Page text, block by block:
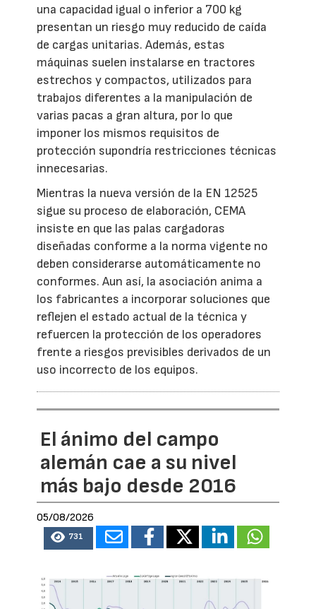
una capacidad igual o inferior a 700 kg
presentan un riesgo muy reducido de caída
de cargas unitarias. Además, estas
máquinas suelen instalarse en tractores
estrechos y compactos, utilizados para
trabajos diferentes a la manipulación de
varias pacas a gran altura, por lo que
imponer los mismos requisitos de
protección supondría restricciones técnicas
innecesarias.
Mientras la nueva versión de la EN 12525
sigue su proceso de elaboración, CEMA
insiste en que las palas cargadoras
diseñadas conforme a la norma vigente no
deben considerarse automáticamente no
conformes. Aun así, la asociación anima a
los fabricantes a incorporar soluciones que
reflejen el estado actual de la técnica y
refuercen la protección de los operadores
frente a riesgos previsibles derivados de un
uso incorrecto de los equipos.
El ánimo del campo
alemán cae a su nivel
más bajo desde 2016
05/08/2026
731